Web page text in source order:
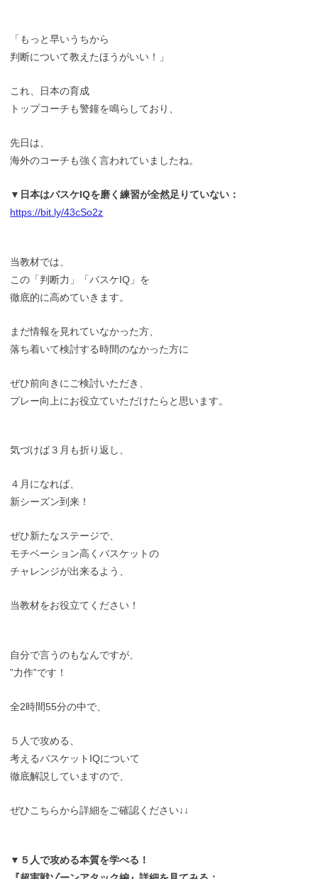
「もっと早いうちから
判断について教えたほうがいい！」
これ、日本の育成
トップコーチも警鐘を鳴らしており、
先日は、
海外のコーチも強く言われていましたね。
▼日本はバスケIQを磨く練習が全然足りていない：
https://bit.ly/43cSo2z
当教材では、
この「判断力」「バスケIQ」を
徹底的に高めていきます。
まだ情報を見れていなかった方、
落ち着いて検討する時間のなかった方に
ぜひ前向きにご検討いただき、
プレー向上にお役立ていただけたらと思います。
気づけば３月も折り返し、
４月になれば、
新シーズン到来！
ぜひ新たなステージで、
モチベーション高くバスケットの
チャレンジが出来るよう、
当教材をお役立てください！
自分で言うのもなんですが、
”力作”です！
全2時間55分の中で、
５人で攻める、
考えるバスケットIQについて
徹底解説していますので、
ぜひこちらから詳細をご確認ください↓↓
▼５人で攻める本質を学べる！